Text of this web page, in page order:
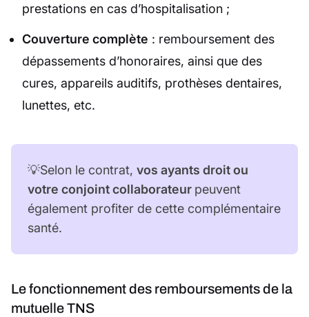
prestations en cas d’hospitalisation ;
Couverture complète : remboursement des
dépassements d’honoraires, ainsi que des
cures, appareils auditifs, prothèses dentaires,
lunettes, etc.
💡Selon le contrat, vos ayants droit ou
votre conjoint collaborateur peuvent
également profiter de cette complémentaire
santé.
Le fonctionnement des remboursements de la
mutuelle TNS